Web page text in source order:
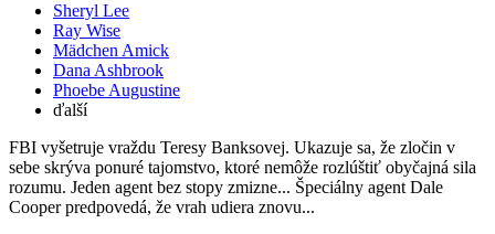
Sheryl Lee
Ray Wise
Mädchen Amick
Dana Ashbrook
Phoebe Augustine
ďalší
FBI vyšetruje vraždu Teresy Banksovej. Ukazuje sa, že zločin v
sebe skrýva ponuré tajomstvo, ktoré nemôže rozlúštiť obyčajná sila
rozumu. Jeden agent bez stopy zmizne... Špeciálny agent Dale
Cooper predpovedá, že vrah udiera znovu...